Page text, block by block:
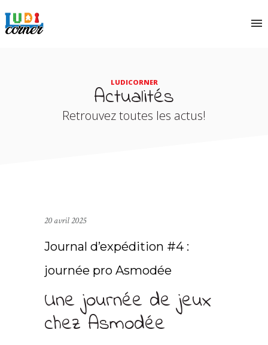
LUDICORNER
Actualités
Retrouvez toutes les actus!
20 avril 2025
Journal d’expédition #4 :
journée pro Asmodée
Une journée de jeux
chez Asmodée